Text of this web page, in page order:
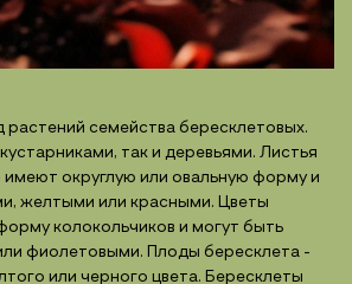
растений семейства бересклетовых.
так и деревьями. Листья
округлую или овальную форму и
желтыми или красными. Цветы
колокольчиков и могут быть
фиолетовыми. Плоды бересклета -
или черного цвета. Бересклеты